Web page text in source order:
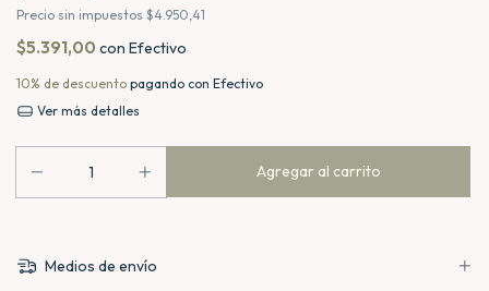
Precio sin impuestos $4.950,41
$5.391,00 con Efectivo
10% de descuento pagando con Efectivo
Ver más detalles
Medios de envío